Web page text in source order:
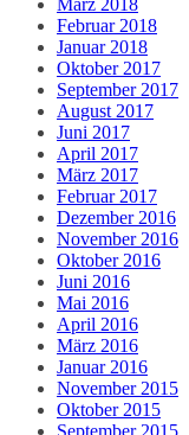
März 2018
Februar 2018
Januar 2018
Oktober 2017
September 2017
August 2017
Juni 2017
April 2017
März 2017
Februar 2017
Dezember 2016
November 2016
Oktober 2016
Juni 2016
Mai 2016
April 2016
März 2016
Januar 2016
November 2015
Oktober 2015
September 2015